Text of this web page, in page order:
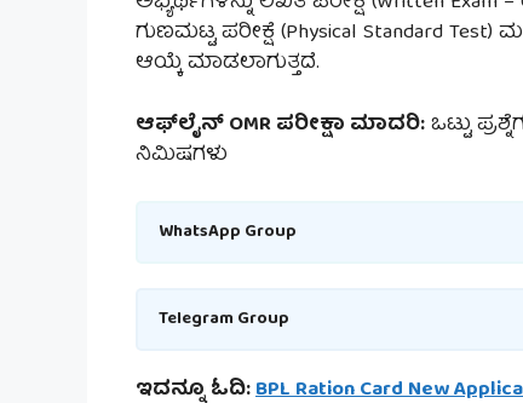
ಗುಣಮಟ್ಟ ಪರೀಕ್ಷೆ (Physical Standard
ಆಯ್ಕೆ ಮಾಡಲಾಗುತ್ತದೆ.
ಆಫ್‌ಲೈನ್ OMR ಪರೀಕ್ಷಾ ಮಾದರಿ:ಒಟ್ಟು
ನಿಮಿಷಗಳು
WhatsApp Group
Telegram Group
ಇದನ್ನೂ ಓದಿ:BPL Ration Card New